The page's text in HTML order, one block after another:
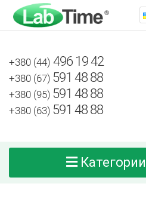
+380 (44) 496 19 42
+380 (67) 591 48 88
+380 (95) 591 48 88
+380 (63) 591 48 88